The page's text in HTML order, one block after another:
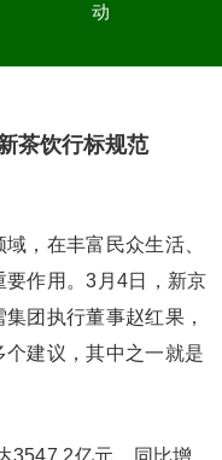
动
茶饮行标规范
，在丰富民众生活、
作用。3月4日，新京
团执行董事赵红果，
建议，其中之一就是
3547.2亿元，同比增